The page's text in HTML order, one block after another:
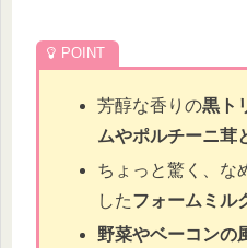
芳醇な香りの黒ト
ムやポルチーニ茸
ちょっと驚く、な
したフォームミル
野菜やベーコンの